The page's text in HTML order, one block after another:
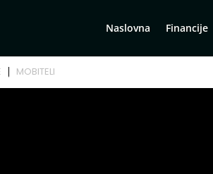
Naslovna Financije